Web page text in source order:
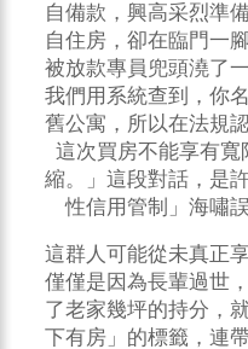
自備款，興高采烈準
自住房，卻在臨門一
被放款專員兜頭澆了
我們用系統查到，你
舊公寓，所以在法規
這次買房不能享有寬
縮。」這段對話，是
性信用管制」海嘯
這群人可能從未真正
僅僅是因為長輩過世
了老家幾坪的持分，
下有房」的標籤，連